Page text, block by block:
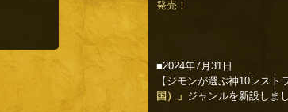
発売！
■2024年7月31日
【ジモンが選ぶ神10レスト
国）」 ジャンルを新設しま